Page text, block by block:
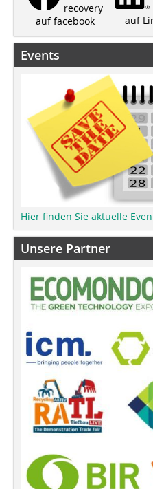
recovery
auf facebook
auf
Events
Hier finden Sie aktuelle
Unsere Partner